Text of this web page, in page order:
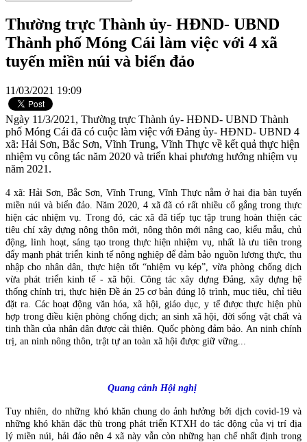
Thường trực Thành ủy- HĐND- UBND
Thành phố Móng Cái làm việc với 4 xã
tuyến miền núi và biển đảo
11/03/2021 19:09
Ngày 11/3/2021, Thường trực Thành ủy- HĐND- UBND Thành
phố Móng Cái đã có cuộc làm việc với Đảng ủy- HĐND- UBND 4
xã: Hải Sơn, Bắc Sơn, Vĩnh Trung, Vĩnh Thực về kết quả thực hiện
nhiệm vụ công tác năm 2020 và triển khai phương hướng nhiệm vụ
năm 2021.
4 xã: Hải Sơn, Bắc Sơn, Vĩnh Trung, Vĩnh Thực nằm ở hai địa bàn tuyến
miền núi và biển đảo. Năm 2020, 4 xã đã có rất nhiều cố gắng trong thực
hiện các nhiệm vụ. Trong đó, các xã đã tiếp tục tập trung hoàn thiện các
tiêu chí xây dựng nông thôn mới, nông thôn mới nâng cao, kiểu mẫu, chủ
động, linh hoạt, sáng tạo trong thực hiện nhiệm vụ, nhất là ưu tiên trong
đẩy mạnh phát triển kinh tế nông nghiệp để đảm bảo nguồn lương thực, thu
nhập cho nhân dân, thực hiện tốt “nhiệm vụ kép”, vừa phòng chống dịch
vừa phát triển kinh tế - xã hội. Công tác xây dựng Đảng, xây dựng hệ
thống chính trị, thực hiện Đề án 25 cơ bản đúng lộ trình, mục tiêu, chỉ tiêu
đặt ra. Các hoạt động văn hóa, xã hội, giáo dục, y tế được thực hiện phù
hợp trong điều kiện phòng chống dịch; an sinh xã hội, đời sống vật chất và
tinh thần của nhân dân được cải thiện. Quốc phòng đảm bảo. An ninh chính
trị, an ninh nông thôn, trật tự an toàn xã hội được giữ vững...
Quang cảnh Hội nghị
Tuy nhiên, do những khó khăn chung do ảnh hưởng bởi dịch covid-19 và
những khó khăn đặc thù trong phát triển KTXH do tác động của vị trí địa
lý miền núi, hải đảo nên 4 xã này vẫn còn những hạn chế nhất định trong